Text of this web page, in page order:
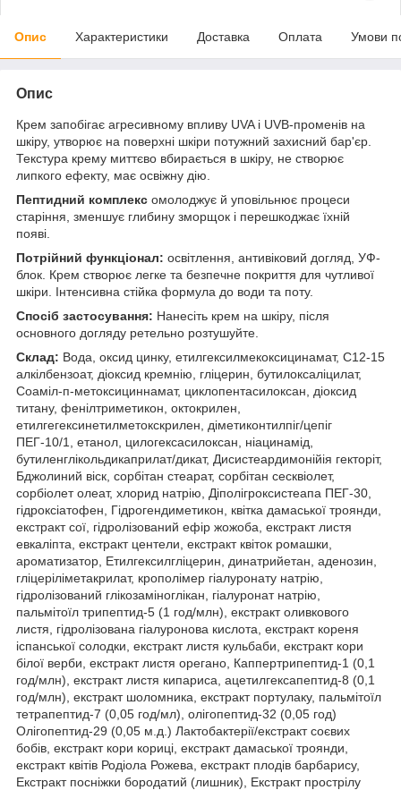
Опис Характеристики Доставка Оплата Умови
Опис
Крем запобігає агресивному впливу UVA і UVB-променів на
шкіру, утворює на поверхні шкіри потужний захисний бар'єр.
Текстура крему миттєво вбирається в шкіру, не створює
липкого ефекту, має освіжну дію.
Пептидний комплекс омолоджує й уповільнює процеси
старіння, зменшує глибину зморщок і перешкоджає їхній
появі.
Потрійний функціонал: освітлення, антивіковий догляд, УФ-
блок. Крем створює легке та безпечне покриття для чутливої
шкіри. Інтенсивна стійка формула до води та поту.
Спосіб застосування: Нанесіть крем на шкіру, після
основного догляду ретельно розтушуйте.
Склад: Вода, оксид цинку, етилгексилмекоксицинамат, C12-15
алкілбензоат, діоксид кремнію, гліцерин, бутилоксаліцилат,
Соаміл-п-метоксициннамат, циклопентасилоксан, діоксид
титану, фенілтриметикон, октокрилен,
етилгегексинетилметокскрилен, діметиконтилпіг/цепіг
ПЕГ-10/1, етанол, цилогексасилоксан, ніацинамід,
бутиленглікольдикаприлат/дикат, Дисистеардимонійія гекторіт,
Бджолиний віск, сорбітан стеарат, сорбітан сесквіолет,
сорбіолет олеат, хлорид натрію, Діполігроксистеапа ПЕГ-30,
гідроксіатофен, Гідрогендиметикон, квітка дамаської троянди,
екстракт сої, гідролізований ефір жожоба, екстракт листя
евкаліпта, екстракт центели, екстракт квіток ромашки,
ароматизатор, Етилгексилгліцерин, динатрийетан, аденозин,
гліцеріліметакрилат, крополімер гіалуронату натрію,
гідролізований глікозаміноглікан, гіалуронат натрію,
пальмітоїл трипептид-5 (1 год/млн), екстракт оливкового
листя, гідролізована гіалуронова кислота, екстракт кореня
іспанської солодки, екстракт листя кульбаби, екстракт кори
білої верби, екстракт листя орегано, Каппертрипептид-1 (0,1
год/млн), екстракт листя кипариса, ацетилгексапептид-8 (0,1
год/млн), екстракт шоломника, екстракт портулаку, пальмітоїл
тетрапептид-7 (0,05 год/мл), олігопептид-32 (0,05 год)
Олігопептид-29 (0,05 м.д.) Лактобактерії/екстракт соєвих
бобів, екстракт кори кориці, екстракт дамаської троянди,
екстракт квітів Родіола Рожева, екстракт плодів барбарису,
Екстракт посніжки бородатий (лишник), Екстракт прострілу